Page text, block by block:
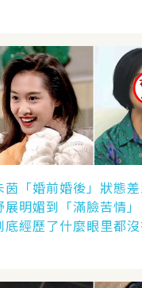
茵「婚前婚後」狀態
展明媚到「滿臉苦情」
底經歷了什麼眼里都